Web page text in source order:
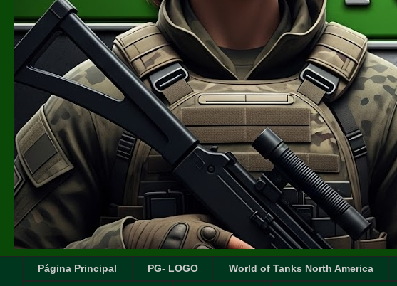
Página Principal PG- LOGO World of Tanks North America